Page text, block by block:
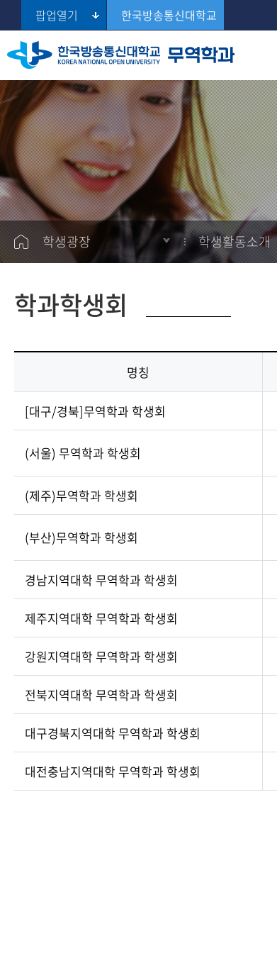
팝업열기 한국방송통신대학교
교육목표 및 연혁
교수진 소개
학과사무실/조교 안내
교과과정
전공교과소개
학습정보
학과일정
학생게시판
학생활동소개
학과학생회
스터디모임
공지사항
설문
추천사이트
학생광장 학생활동소개
학과학생회
명칭
[대구/경북]무역학과 학생회
(서울) 무역학과 학생회
(제주)무역학과 학생회
(부산)무역학과 학생회
경남지역대학 무역학과 학생회
제주지역대학 무역학과 학생회
강원지역대학 무역학과 학생회
전북지역대학 무역학과 학생회
대구경북지역대학 무역학과 학생회
대전충남지역대학 무역학과 학생회